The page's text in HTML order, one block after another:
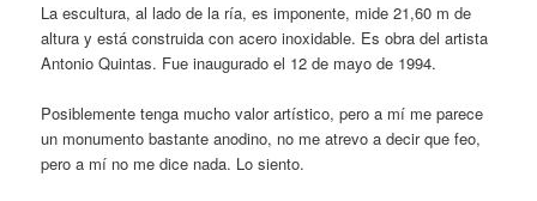
La escultura, al lado de la ría, es imponente, mide 21,60 m de
altura y está construida con acero inoxidable. Es obra del artista
Antonio Quintas. Fue inaugurado el 12 de mayo de 1994.
Posiblemente tenga mucho valor artístico, pero a mí me parece
un monumento bastante anodino, no me atrevo a decir que feo,
pero a mí no me dice nada. Lo siento.